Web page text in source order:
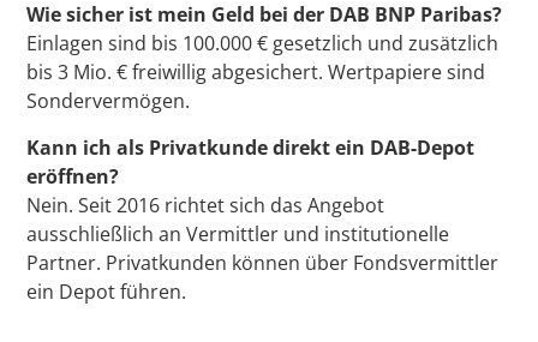
Wie sicher ist mein Geld bei der DAB BNP Paribas?
Einlagen sind bis 100.000 € gesetzlich und zusätzlich
bis 3 Mio. € freiwillig abgesichert. Wertpapiere sind
Sondervermögen.
Kann ich als Privatkunde direkt ein DAB-Depot
eröffnen?
Nein. Seit 2016 richtet sich das Angebot
ausschließlich an Vermittler und institutionelle
Partner. Privatkunden können über Fondsvermittler
ein Depot führen.